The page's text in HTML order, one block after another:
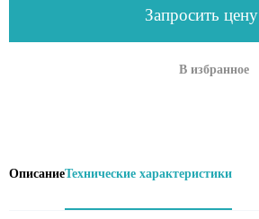
Запросить цену
В избранное
ОписаниеТехнические характеристики